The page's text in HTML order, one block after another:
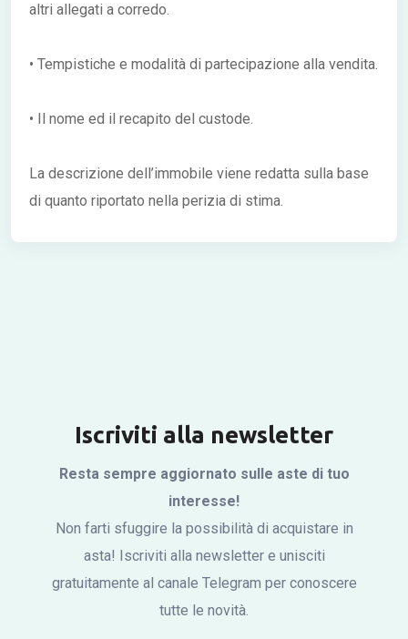
altri allegati a corredo.
• Tempistiche e modalità di partecipazione alla vendita.
• Il nome ed il recapito del custode.
La descrizione dell’immobile viene redatta sulla base
di quanto riportato nella perizia di stima.
Iscriviti alla newsletter
Resta sempre aggiornato sulle aste di tuo
interesse!
Non farti sfuggire la possibilità di acquistare in
asta! Iscriviti alla newsletter e unisciti
gratuitamente al canale Telegram per conoscere
tutte le novità.